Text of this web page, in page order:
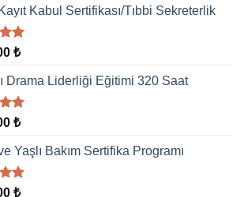
Kabul Sertifikası/Tıbbi Sekreterlik
₺
Drama Liderliği Eğitimi 320 Saat
₺
Yaşlı Bakım Sertifika Programı
₺